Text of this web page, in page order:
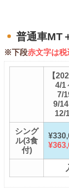
普通車MT
※下段赤文字は税
【
4/1
7/
9/
12/
シング
ル(3食
付)